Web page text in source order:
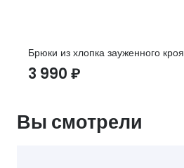
Брюки из хлопка зауженного кроя
3 990 ₽
Вы смотрели